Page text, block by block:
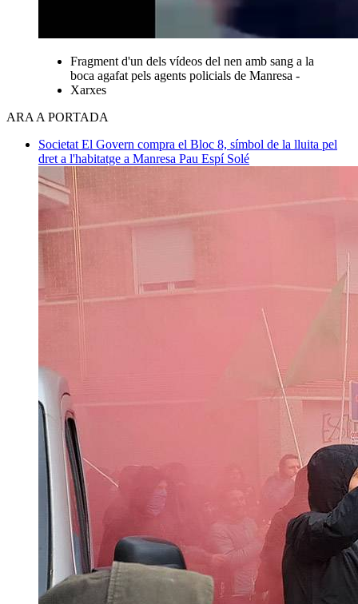
Fragment d'un dels vídeos del nen amb sang a la
boca agafat pels agents policials de Manresa -
Xarxes
ARA A PORTADA
Societat El Govern compra el Bloc 8, símbol de la lluita pel
dret a l'habitatge a Manresa Pau Espí Solé